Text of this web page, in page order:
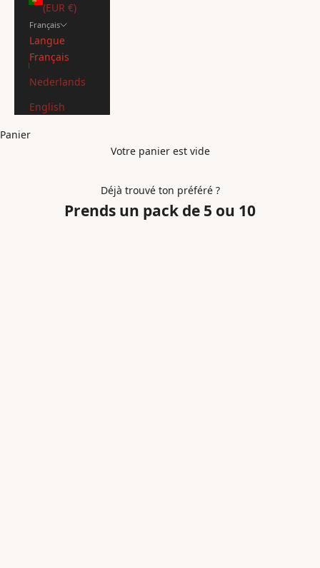
(EUR €)
Français
Langue
Français
Nederlands
English
Panier
Votre panier est vide
Déjà trouvé ton préféré ?
Prends un pack de 5 ou 10